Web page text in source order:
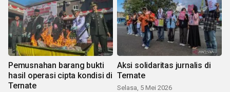
Pemusnahan barang bukti
hasil operasi cipta kondisi di
Ternate
Aksi solidaritas jurnalis di
Ternate
Selasa, 5 Mei 2026